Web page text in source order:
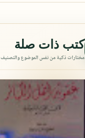
كتب ذات صلة
مختارات ذكية من نفس الموضوع والتصنيف